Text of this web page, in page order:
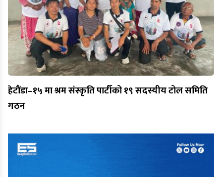
हेटौंडा–१५ मा श्रम संस्कृति पार्टीको १९ सदस्यीय टोल समिति
गठन